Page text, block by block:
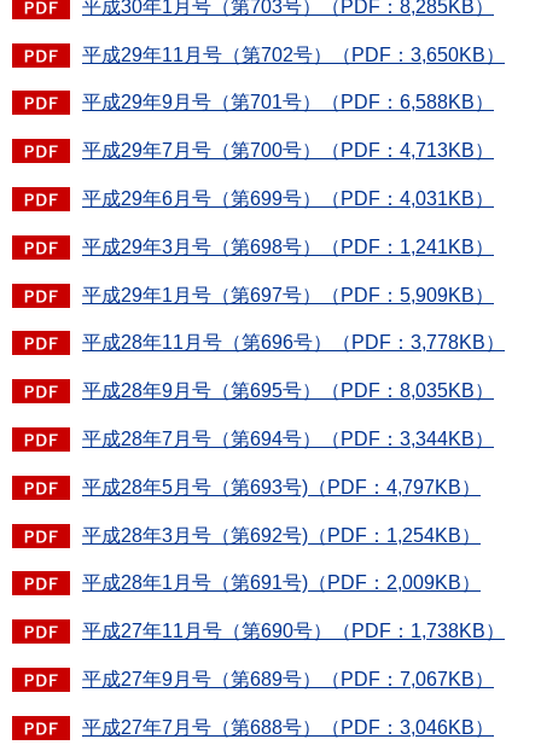
平成30年1月号（第703号）（PDF：8,285KB）
平成29年11月号（第702号）（PDF：3,650KB）
平成29年9月号（第701号）（PDF：6,588KB）
平成29年7月号（第700号）（PDF：4,713KB）
平成29年6月号（第699号）（PDF：4,031KB）
平成29年3月号（第698号）（PDF：1,241KB）
平成29年1月号（第697号）（PDF：5,909KB）
平成28年11月号（第696号）（PDF：3,778KB）
平成28年9月号（第695号）（PDF：8,035KB）
平成28年7月号（第694号）（PDF：3,344KB）
平成28年5月号（第693号)（PDF：4,797KB）
平成28年3月号（第692号)（PDF：1,254KB）
平成28年1月号（第691号)（PDF：2,009KB）
平成27年11月号（第690号）（PDF：1,738KB）
平成27年9月号（第689号）（PDF：7,067KB）
平成27年7月号（第688号）（PDF：3,046KB）